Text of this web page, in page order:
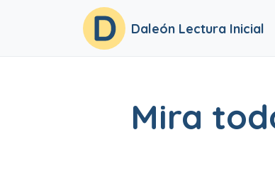
Daleón Lectura Inicial
Mira